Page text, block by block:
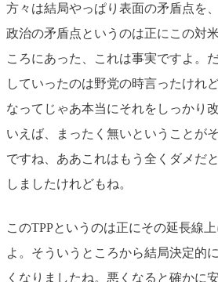
方々は結局やっぱり表面の矛盾点を
政治の矛盾点というのは正にこの対
ころにあった、これは事実ですよ。
していったのは野党の時言ったけれ
なってじゃあ本当にそれをしっかり
いえば、まったく無いということが
ですね、ああこれはもう全くダメだ
しましたけれどもね。
このTPPというのは正にその延長線
よ。そういうところから結局決定的
くなりましたね。悪くなると確かに